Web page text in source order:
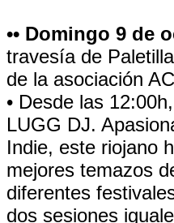
•• Domingo 9 de
travesía de
de la asociación
• Desde las
LUGG DJ.
Indie, este riojano
mejores temazos
diferentes
dos sesiones